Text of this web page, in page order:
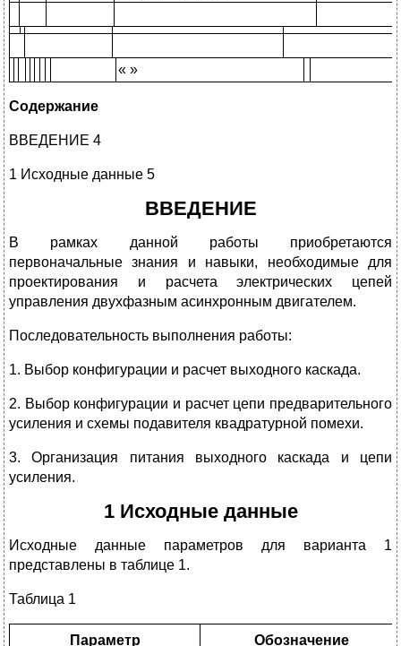
« »
Содержание
ВВЕДЕНИЕ 4
1 Исходные данные 5
ВВЕДЕНИЕ
В рамках данной работы приобретаются
первоначальные знания и навыки, необходимые для
проектирования и расчета электрических цепей
управления двухфазным асинхронным двигателем.
Последовательность выполнения работы:
1. Выбор конфигурации и расчет выходного каскада.
2. Выбор конфигурации и расчет цепи предварительного
усиления и схемы подавителя квадратурной помехи.
3. Организация питания выходного каскада и цепи
усиления.
1 Исходные данные
Исходные данные параметров для варианта 1
представлены в таблице 1.
Таблица 1
Параметр Обозначение